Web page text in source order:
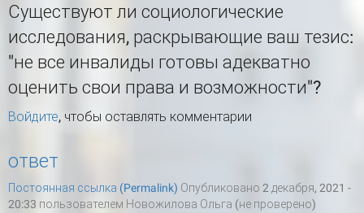
Существуют ли социологические
исследования, раскрывающие ваш тезис:
"не все инвалиды готовы адекватно
оценить свои права и возможности"?
Войдите, чтобы оставлять комментарии
ответ
Постоянная ссылка (Permalink) Опубликовано 2 декабря, 2021 -
20:33 пользователем Новожилова Ольга (не проверено)